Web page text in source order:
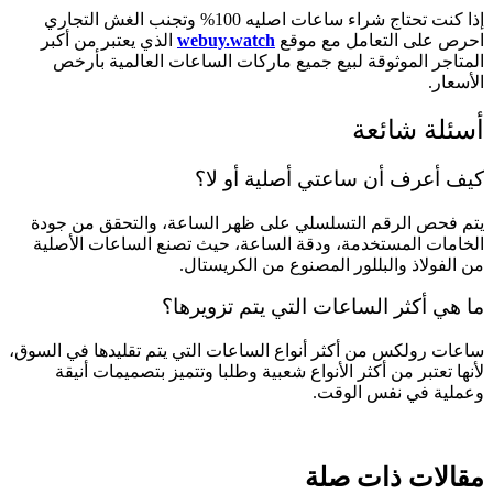
إذا كنت تحتاج شراء ساعات اصليه 100% وتجنب الغش التجاري
احرص على التعامل مع موقع webuy.watch الذي يعتبر من أكبر
المتاجر الموثوقة لبيع جميع ماركات الساعات العالمية بأرخص
الأسعار.
أسئلة شائعة
كيف أعرف أن ساعتي أصلية أو لا؟
يتم فحص الرقم التسلسلي على ظهر الساعة، والتحقق من جودة
الخامات المستخدمة، ودقة الساعة، حيث تصنع الساعات الأصلية
من الفولاذ والبللور المصنوع من الكريستال.
ما هي أكثر الساعات التي يتم تزويرها؟
ساعات رولكس من أكثر أنواع الساعات التي يتم تقليدها في السوق،
لأنها تعتبر من أكثر الأنواع شعبية وطلبا وتتميز بتصميمات أنيقة
وعملية في نفس الوقت.
مقالات ذات صلة